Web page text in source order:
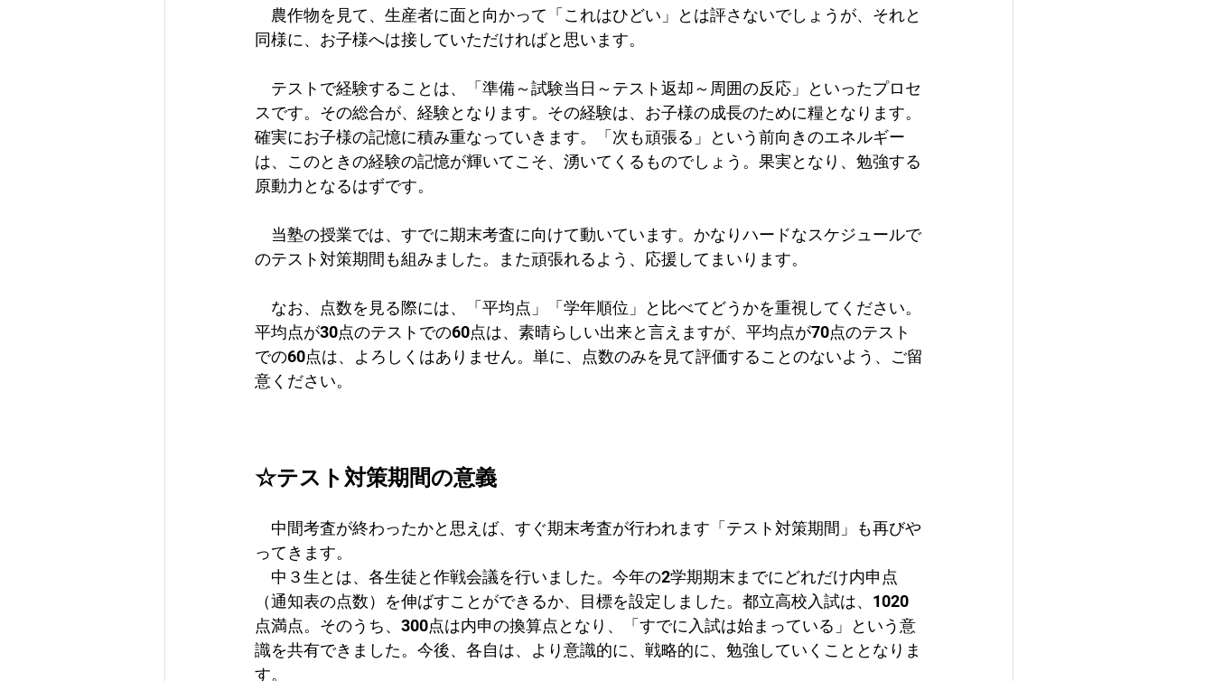
農作物を見て、生産者に面と向かって「これはひどい」とは評さないでしょうが、それと
同様に、お子様へは接していただければと思います。
テストで経験することは、「準備～試験当日～テスト返却～周囲の反応」といったプロセ
スです。その総合が、経験となります。その経験は、お子様の成長のために糧となります。
確実にお子様の記憶に積み重なっていきます。「次も頑張る」という前向きのエネルギー
は、このときの経験の記憶が輝いてこそ、湧いてくるものでしょう。果実となり、勉強する
原動力となるはずです。
当塾の授業では、すでに期末考査に向けて動いています。かなりハードなスケジュールで
のテスト対策期間も組みました。また頑張れるよう、応援してまいります。
なお、点数を見る際には、「平均点」「学年順位」と比べてどうかを重視してください。
平均点が30点のテストでの60点は、素晴らしい出来と言えますが、平均点が70点のテスト
での60点は、よろしくはありません。単に、点数のみを見て評価することのないよう、ご留
意ください。
☆テスト対策期間の意義
中間考査が終わったかと思えば、すぐ期末考査が行われます「テスト対策期間」も再びや
ってきます。
中３生とは、各生徒と作戦会議を行いました。今年の2学期期末までにどれだけ内申点
（通知表の点数）を伸ばすことができるか、目標を設定しました。都立高校入試は、1020
点満点。そのうち、300点は内申の換算点となり、「すでに入試は始まっている」という意
識を共有できました。今後、各自は、より意識的に、戦略的に、勉強していくこととなりま
す。